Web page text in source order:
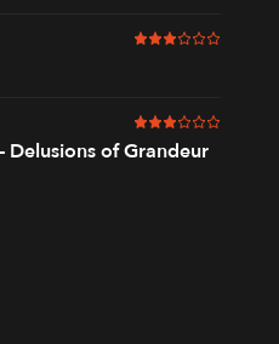
3 av 6 i betyg
3 av 6 i betyg
Delusions of Grandeur